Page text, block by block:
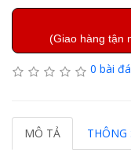
(Giao hàng tận
0 bài
MÔ TẢ THÔNG